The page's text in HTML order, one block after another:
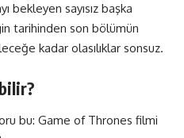
bekleyen sayısız başka
tarihinden son bölümün
kadar olasılıklar sonsuz.
bu: Game of Thrones filmi